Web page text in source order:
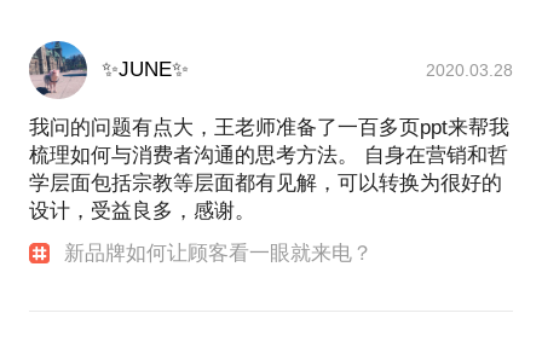
✨JUNE✨ 2020.03.28
我问的问题有点大，王老师准备了一百多页ppt来帮我
梳理如何与消费者沟通的思考方法。 自身在营销和哲
学层面包括宗教等层面都有见解，可以转换为很好的
设计，受益良多，感谢。
新品牌如何让顾客看一眼就来电？